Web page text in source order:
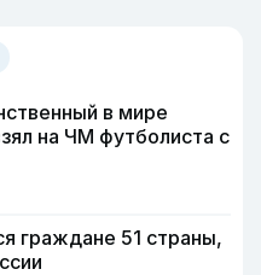
в мире
на ЧМ футболиста с
граждане 51 страны,